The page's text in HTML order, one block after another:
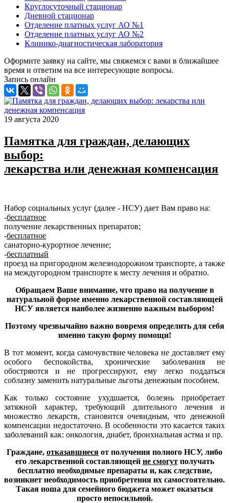
Круглосуточный стационар
Дневной стационар
Отделение платных услуг АО №1
Отделение платных услуг АО №2
Клинико-диагностическая лаборатория
Оформите заявку на сайте, мы свяжемся с вами в ближайшее
время и ответим на все интересующие вопросы.
Запись онлайн
19 августа 2020
Памятка для граждан, делающих
выбор:
лекарства или денежная компенсация
Набор социальных услуг (далее - НСУ) дает Вам право на:
-бесплатное
получение лекарственных препаратов;
-бесплатное
санаторно-курортное лечение;
-бесплатный
проезд на пригородном железнодорожном транспорте, а также
на междугородном транспорте к месту лечения и обратно.
Обращаем Ваше внимание, что право на получение в
натуральной форме именно лекарственной составляющей
НСУ является наиболее жизненно важным выбором!
Поэтому чрезвычайно важно вовремя определить для себя
именно такую форму помощи!
В тот момент, когда самочувствие человека не доставляет ему
особого беспокойства, хронические заболевания не
обостряются и не прогрессируют, ему легко поддаться
соблазну заменить натуральные льготы денежным пособием.
Как только состояние ухудшается, болезнь приобретает
затяжной характер, требующий длительного лечения и
множество лекарств, становится очевидным, что денежной
компенсации недостаточно. В особенности это касается таких
заболеваний как: онкология, диабет, бронхиальная астма и пр.
Граждане, отказавшиеся от получения полного НСУ, либо
его лекарственной составляющей не смогутполучать
бесплатно необходимые препараты и, как следствие,
возникнет необходимость приобретения их самостоятельно.
Такая ноша для семейного бюджета может оказаться
просто непосильной.